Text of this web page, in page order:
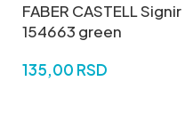
FABER CASTELL Signir
154663 green
135,00 RSD